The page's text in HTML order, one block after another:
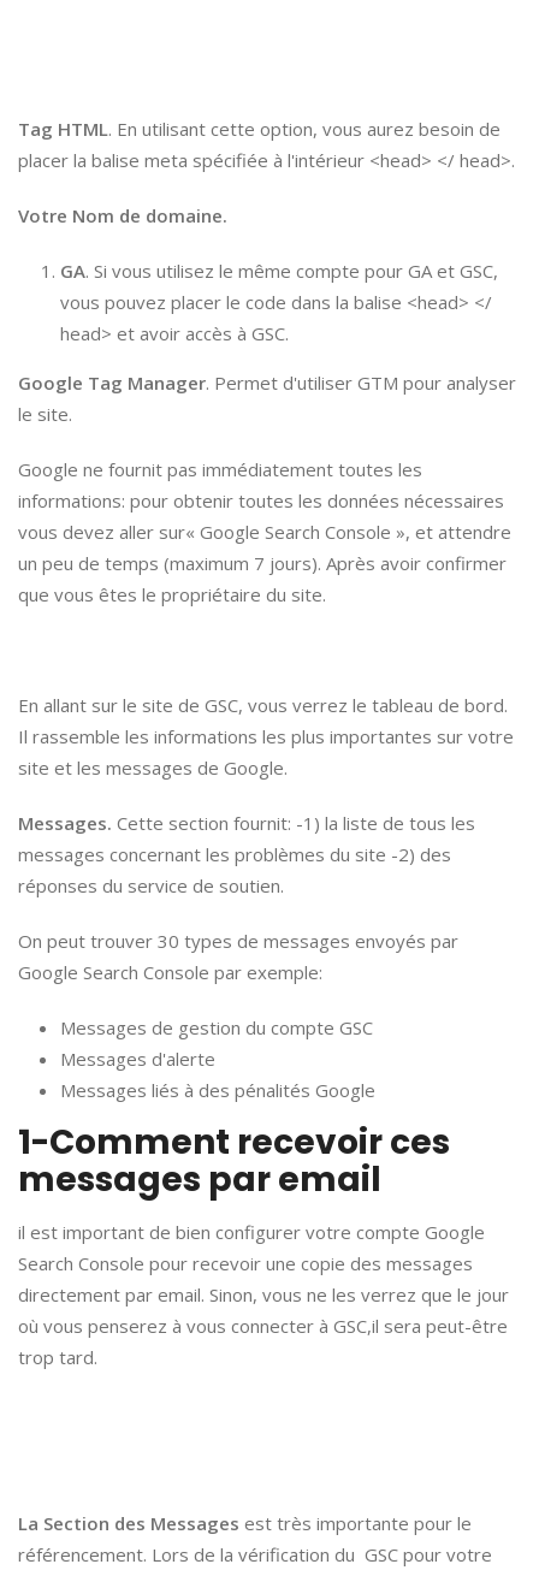
Tag HTML. En utilisant cette option, vous aurez besoin de
placer la balise meta spécifiée à l'intérieur <head> </ head>.
Votre Nom de domaine.
GA. Si vous utilisez le même compte pour GA et GSC,
vous pouvez placer le code dans la balise <head> </
head> et avoir accès à GSC.
Google Tag Manager. Permet d'utiliser GTM pour analyser
le site.
Google ne fournit pas immédiatement toutes les
informations: pour obtenir toutes les données nécessaires
vous devez aller sur« Google Search Console », et attendre
un peu de temps (maximum 7 jours). Après avoir confirmer
que vous êtes le propriétaire du site.
En allant sur le site de GSC, vous verrez le tableau de bord.
Il rassemble les informations les plus importantes sur votre
site et les messages de Google.
Messages. Cette section fournit: -1) la liste de tous les
messages concernant les problèmes du site -2) des
réponses du service de soutien.
On peut trouver 30 types de messages envoyés par
Google Search Console par exemple:
Messages de gestion du compte GSC
Messages d'alerte
Messages liés à des pénalités Google
1-Comment recevoir ces
messages par email
il est important de bien configurer votre compte Google
Search Console pour recevoir une copie des messages
directement par email. Sinon, vous ne les verrez que le jour
où vous penserez à vous connecter à GSC,il sera peut-être
trop tard.
La Section des Messages est très importante pour le
référencement. Lors de la vérification du GSC pour votre